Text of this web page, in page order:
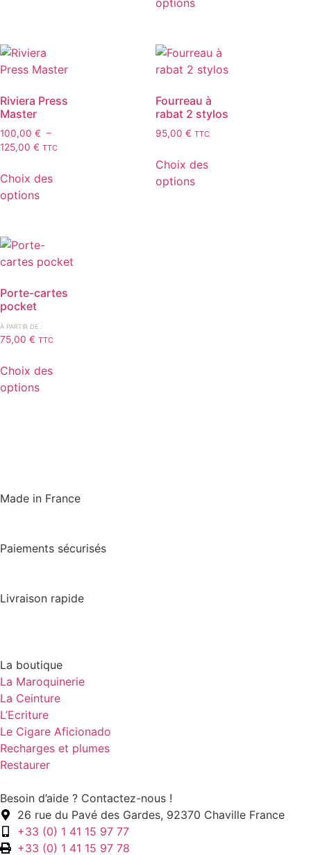
options
Riviera Press
Master
100,00 € –
125,00 € TTC
Choix des
options
Fourreau à
rabat 2 stylos
95,00 € TTC
Choix des
options
Porte-cartes
pocket
À PARTIR DE :
75,00 € TTC
Choix des
options
Made in France
Paiements sécurisés
Livraison rapide
La boutique
La Maroquinerie
La Ceinture
L’Ecriture
Le Cigare Aficionado
Recharges et plumes
Restaurer
Besoin d’aide ? Contactez-nous !
26 rue du Pavé des Gardes, 92370 Chaville France
+33 (0) 1 41 15 97 77
+33 (0) 1 41 15 97 78